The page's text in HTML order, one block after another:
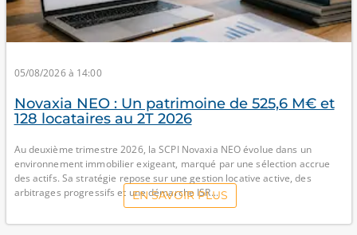
05/08/2026 à 14:00
Novaxia NEO : Un patrimoine de 525,6 M€ et
128 locataires au 2T 2026
Au deuxième trimestre 2026, la SCPI Novaxia NEO évolue dans un
environnement immobilier exigeant, marqué par une sélection accrue
des actifs. Sa stratégie repose sur une gestion locative active, des
arbitrages progressifs et une démarche ISR...
EN SAVOIR PLUS